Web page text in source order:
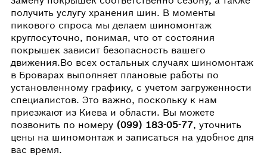
получить услугу хранения шин. В моменты
пикового спроса мы делаем шиномонтаж
круглосуточно, понимая, что от состояния
покрышек зависит безопасность вашего
движения.Во всех остальных случаях шиномонтаж
в Броварах выполняет плановые работы по
установленному графику, с учетом загруженности
специалистов. Это важно, поскольку к нам
приезжают из Киева и области. Вы можете
позвонить по номеру (099) 183-05-77, уточнить
цены на шиномонтаж и записаться на удобное для
вас время.